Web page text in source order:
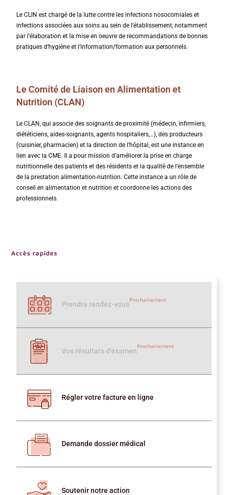
Le CLIN est chargé de la lutte contre les infections nosocomiales et
infections associées aux soins au sein de l’établissement, notamment
par l’élaboration et la mise en oeuvre de recommandations de bonnes
pratiques d’hygiène et l’information/formation aux personnels.
Le Comité de Liaison en Alimentation et
Nutrition (CLAN)
Le CLAN, qui associe des soignants de proximité (médecin, infirmiers,
diététiciens, aides-soignants, agents hospitaliers,…), des producteurs
(cuisinier, pharmacien) et la direction de l’hôpital, est une instance en
lien avec la CME. Il a pour mission d’améliorer la prise en charge
nutritionnelle des patients et des résidents et la qualité de l’ensemble
de la prestation alimentation-nutrition. Cette instance a un rôle de
conseil en alimentation et nutrition et coordonne les actions des
professionnels.
Accès rapides
Prendre rendez-vous
Prochainement
Vos résultats d'examen
Prochainement
Régler votre facture en ligne
Demande dossier médical
Soutenir notre action